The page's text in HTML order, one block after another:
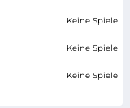
Keine Spiele
Keine Spiele
Keine Spiele